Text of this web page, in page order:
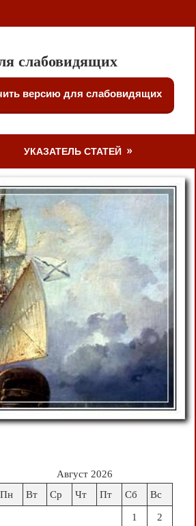
слабовидящих
версию для слабовидящих
УКАЗАТЕЛЬ СТАТЕЙ
Август 2026
Пн
Вт Ср Чт Пт Сб Вс
1 2